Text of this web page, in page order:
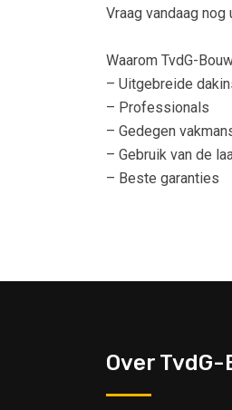
Vraag vandaag
Waarom TvdG-
– Uitgebreide
– Professionals
– Gedegen
– Gebruik van de
– Beste garanties
Over TvdG-